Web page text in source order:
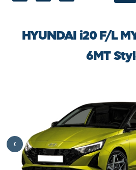
HYUNDAI i20 F/L
6MT
‹